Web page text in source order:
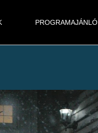
PROGRAMAJÁNLÓ